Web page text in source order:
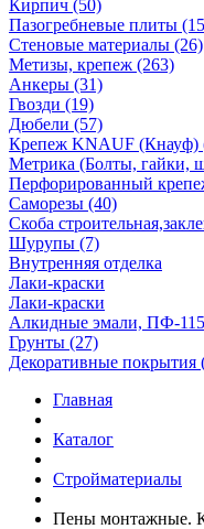
Кирпич (50)
Пазогребневые плиты
Стеновые материалы (26)
Метизы, крепеж (263)
Анкеры (31)
Гвозди (19)
Дюбели (57)
Крепеж KNAUF (Кнауф)
Метрика (Болты, гайки,
Перфорированный
Саморезы (40)
Скоба
Шурупы (7)
Внутренняя отделка
Лаки-краски
Лаки-краски
Алкидные эмали, ПФ-
Грунты (27)
Декоративные покрытия
Главная
Каталог
Стройматериалы
Пены монтажные.